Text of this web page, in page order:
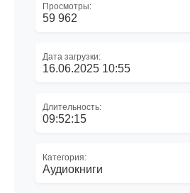
Просмотры:
59 962
Дата загрузки:
16.06.2025 10:55
Длительность:
09:52:15
Категория:
Аудиокниги